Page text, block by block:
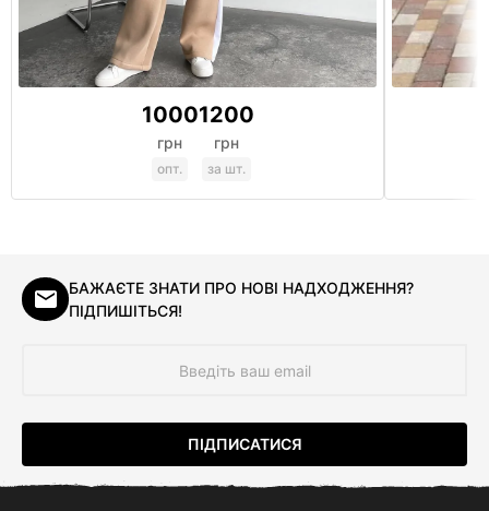
1000
грн
опт.
1200
грн
за шт.
БАЖАЄТЕ ЗНАТИ ПРО НОВІ НАДХОДЖЕННЯ?
ПІДПИШІТЬСЯ!